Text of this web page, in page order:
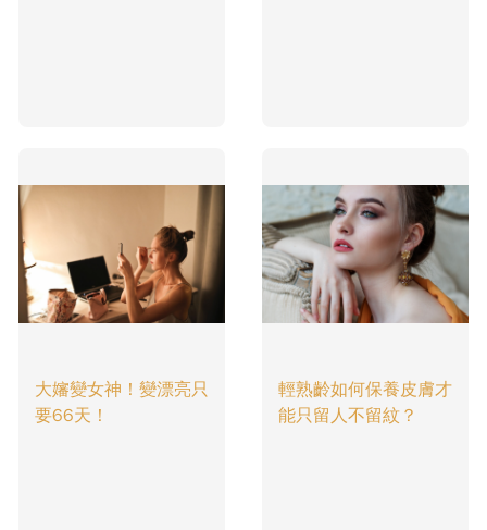
大嬸變女神！變漂亮只
要66天！
輕熟齡如何保養皮膚才
能只留人不留紋？